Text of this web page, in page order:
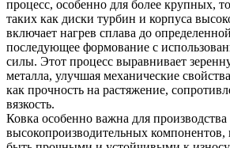
процесс, особенно для более крупных,
таких как диски турбин и корпуса
включает нагрев сплава до
последующее формование с
силы. Этот процесс выравнивает
металла, улучшая механические
как прочность на растяжение,
вязкость.
Ковка особенно важна для
высокопроизводительных